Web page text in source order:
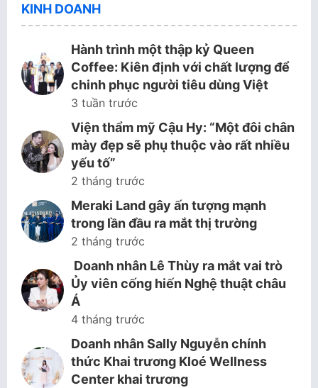
KINH DOANH
Hành trình một thập kỷ Queen
Coffee: Kiên định với chất lượng để
chinh phục người tiêu dùng Việt
3 tuần trước
Viện thẩm mỹ Cậu Hy: “Một đôi chân
mày đẹp sẽ phụ thuộc vào rất nhiều
yếu tố”
2 tháng trước
Meraki Land gây ấn tượng mạnh
trong lần đầu ra mắt thị trường
2 tháng trước
Doanh nhân Lê Thùy ra mắt vai trò
Ủy viên cống hiến Nghệ thuật châu
Á
4 tháng trước
Doanh nhân Sally Nguyễn chính
thức Khai trương Kloé Wellness
Center khai trương